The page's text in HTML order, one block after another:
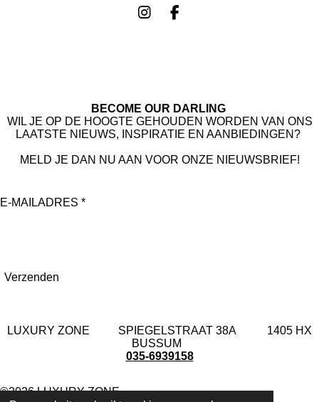
I
a
m
F
k
BECOME OUR DARLING
WIL JE OP DE HOOGTE GEHOUDEN WORDEN VAN ONS
LAATSTE NIEUWS, INSPIRATIE EN AANBIEDINGEN?
MELD JE DAN NU AAN VOOR ONZE NIEUWSBRIEF!
E-MAILADRES *
Verzenden
LUXURY ZONE SPIEGELSTRAAT 38A 1405 HX
BUSSUM
035-6939158
©2026 LUXURY ZONE